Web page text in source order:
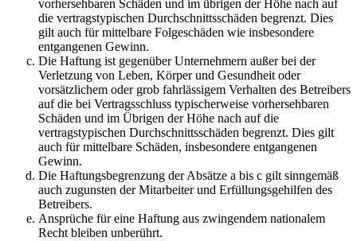
vorhersehbaren Schäden und im übrigen der Höhe nach auf
die vertragstypischen Durchschnittsschäden begrenzt. Dies
gilt auch für mittelbare Folgeschäden wie insbesondere
entgangenen Gewinn.
Die Haftung ist gegenüber Unternehmern außer bei der
Verletzung von Leben, Körper und Gesundheit oder
vorsätzlichem oder grob fahrlässigem Verhalten des Betreibers
auf die bei Vertragsschluss typischerweise vorhersehbaren
Schäden und im Übrigen der Höhe nach auf die
vertragstypischen Durchschnittsschäden begrenzt. Dies gilt
auch für mittelbare Schäden, insbesondere entgangenen
Gewinn.
Die Haftungsbegrenzung der Absätze a bis c gilt sinngemäß
auch zugunsten der Mitarbeiter und Erfüllungsgehilfen des
Betreibers.
Ansprüche für eine Haftung aus zwingendem nationalem
Recht bleiben unberührt.